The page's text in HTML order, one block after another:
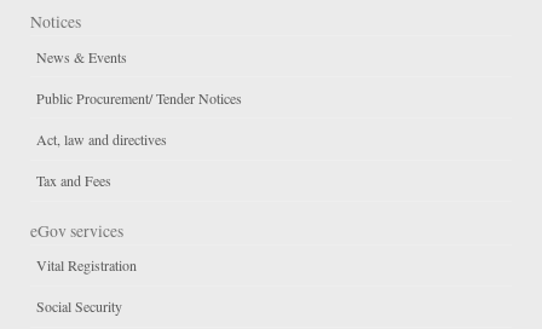
Notices
News & Events
Public Procurement/ Tender Notices
Act, law and directives
Tax and Fees
eGov services
Vital Registration
Social Security